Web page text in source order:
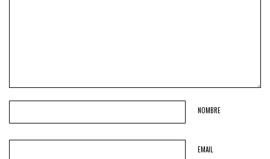
NOMBRE
EMAIL